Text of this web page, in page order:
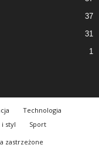
37
31
1
Technologia
i styl
Sport
zastrzeżone